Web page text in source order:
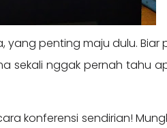
penting maju dulu. Biar
sekali nggak pernah tahu
konferensi sendirian!